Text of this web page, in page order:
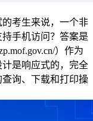
考生来说，一个非
手机访问？答案是
）作为
是响应式的，完全
询、下载和打印操